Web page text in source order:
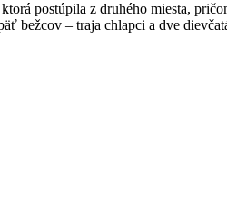
postúpila z druhého miesta,
bežcov – traja chlapci a dve